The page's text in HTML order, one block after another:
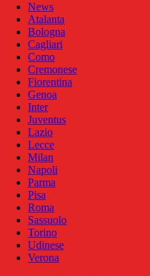
News
Atalanta
Bologna
Cagliari
Como
Cremonese
Fiorentina
Genoa
Inter
Juventus
Lazio
Lecce
Milan
Napoli
Parma
Pisa
Roma
Sassuolo
Torino
Udinese
Verona